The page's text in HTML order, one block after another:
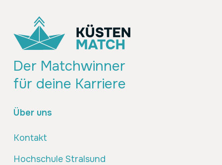
Der Matchwinner
für deine Karriere
Über uns
Kontakt
Hochschule Stralsund